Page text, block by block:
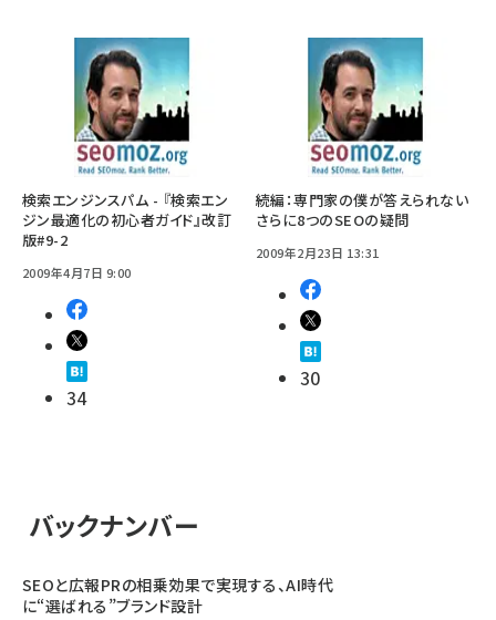
検索エンジンスパム - 『検索エン
ジン最適化の初心者ガイド』改訂
版#9-2
2009年4月7日 9:00
34
続編：専門家の僕が答えられない
さらに8つのSEOの疑問
2009年2月23日 13:31
30
バックナンバー
SEOと広報PRの相乗効果で実現する、AI時代
に“選ばれる”ブランド設計